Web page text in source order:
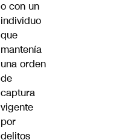
o con un
individuo
que
mantenía
una orden
de
captura
vigente
por
delitos